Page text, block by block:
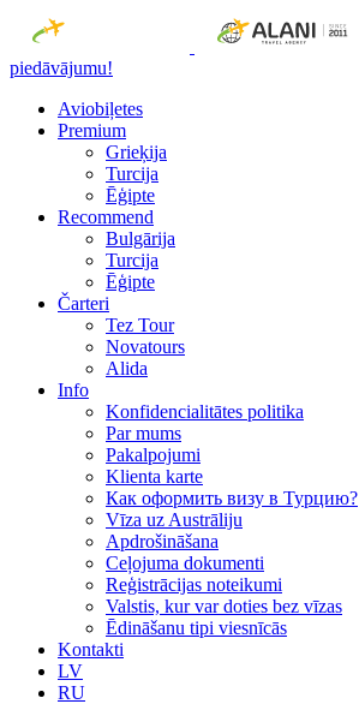
piedāvājumu!
Aviobiļetes
Premium
Grieķija
Turcija
Ēģipte
Recommend
Bulgārija
Turcija
Ēģipte
Čarteri
Tez Tour
Novatours
Alida
Info
Konfidencialitātes politika
Par mums
Рakalpojumi
Klienta karte
Как оформить визу в Турцию?
Vīza uz Austrāliju
Apdrošināšana
Ceļojuma dokumenti
Reģistrācijas noteikumi
Valstis, kur var doties bez vīzas
Ēdināšanu tipi viesnīcās
Kontakti
LV
RU